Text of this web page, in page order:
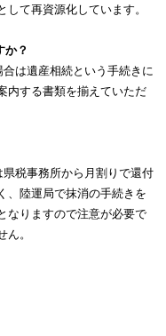
て再資源化しています。
？
は遺産相続という手続きに
内する書類を揃えていただ
税事務所から月割りで還付
、陸運局で抹消の手続きを
なりますので注意が必要で
。